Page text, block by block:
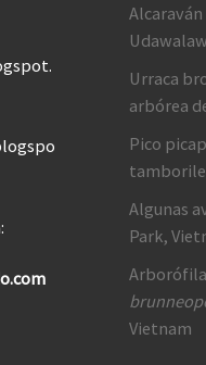
Urraca
arbórea
Pico
Algunas
Park,
Vietnam